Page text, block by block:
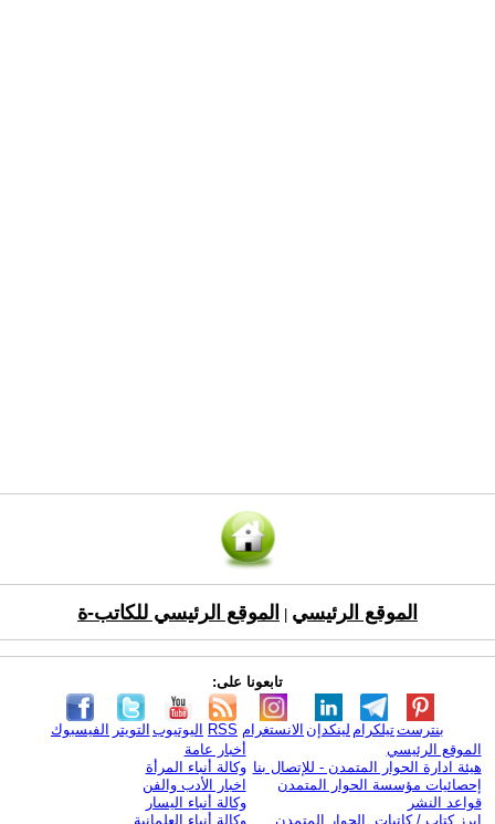
الموقع الرئيسي الموقع الرئيسي للكاتب-ة
تابعونا على:
الفيسبوك التويتر اليوتيوب RSS الانستغرام لينكدإن تيلكرامبنترست
الموقع الرئيسي
هيئة ادارة الحوار المتمدن - للإتصال بنا
إحصائيات مؤسسة الحوار المتمدن
قواعد النشر
ابرز كتاب / كاتبات الحوار المتمدن
أخبار عامة
وكالة أنباء المرأة
اخبار الأدب والفن
وكالة أنباء اليسار
وكالة أنباء العلمانية